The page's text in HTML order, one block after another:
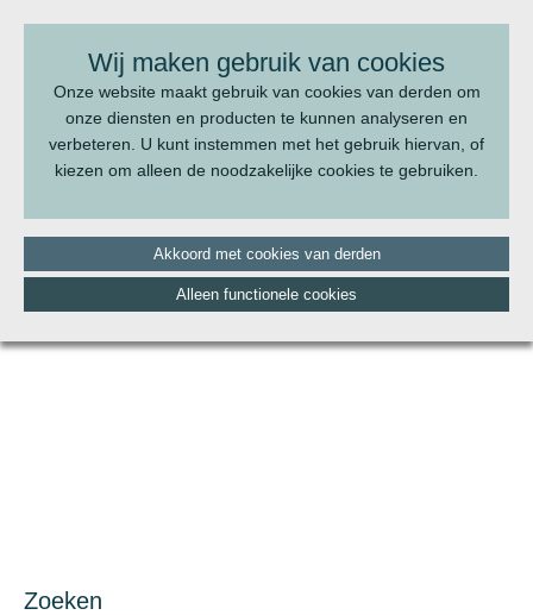
Wij maken gebruik van cookies
Onze website maakt gebruik van cookies van derden om
onze diensten en producten te kunnen analyseren en
verbeteren. U kunt instemmen met het gebruik hiervan, of
kiezen om alleen de noodzakelijke cookies te gebruiken.
Akkoord met cookies van derden
Alleen functionele cookies
BEL ONS:070 - 322 20 22
Zoeken